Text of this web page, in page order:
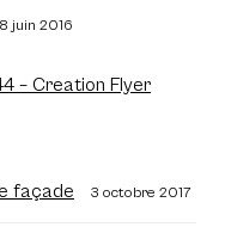
8 juin 2016
– Creation Flyer
façade 3 octobre 2017